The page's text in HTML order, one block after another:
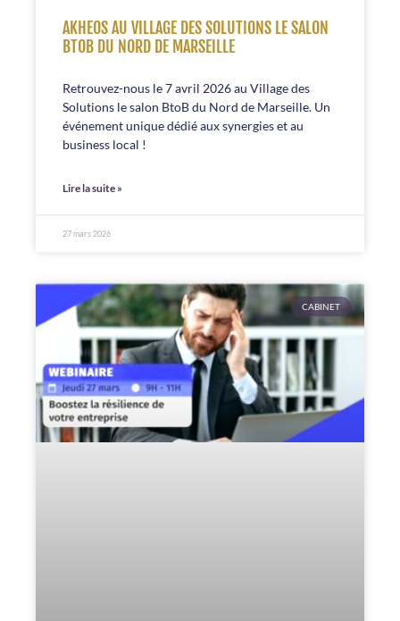
AKHEOS AU VILLAGE DES SOLUTIONS LE SALON
BTOB DU NORD DE MARSEILLE
Retrouvez-nous le 7 avril 2026 au Village des
Solutions le salon BtoB du Nord de Marseille. Un
événement unique dédié aux synergies et au
business local !
Lire la suite »
27 mars 2026
CABINET